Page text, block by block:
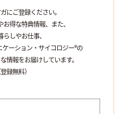
にご登録ください。
得な特典情報、また、
らしやお仕事、
ーション・サイコロジー®の
情報をお届けしています。
登録無料）